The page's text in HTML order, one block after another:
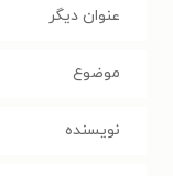
عنوان دیگر
موضوع
نویسنده